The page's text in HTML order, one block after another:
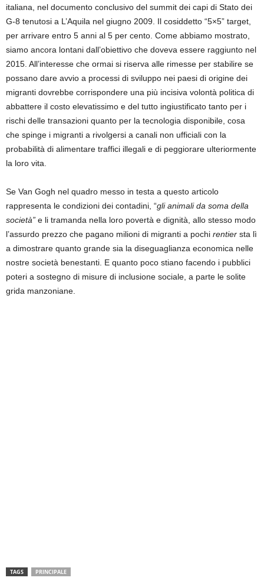
italiana, nel documento conclusivo del summit dei capi di Stato dei
G-8 tenutosi a L’Aquila nel giugno 2009. Il cosiddetto “5×5” target,
per arrivare entro 5 anni al 5 per cento. Come abbiamo mostrato,
siamo ancora lontani dall’obiettivo che doveva essere raggiunto nel
2015. All’interesse che ormai si riserva alle rimesse per stabilire se
possano dare avvio a processi di sviluppo nei paesi di origine dei
migranti dovrebbe corrispondere una più incisiva volontà politica di
abbattere il costo elevatissimo e del tutto ingiustificato tanto per i
rischi delle transazioni quanto per la tecnologia disponibile, cosa
che spinge i migranti a rivolgersi a canali non ufficiali con la
probabilità di alimentare traffici illegali e di peggiorare ulteriormente
la loro vita.
Se Van Gogh nel quadro messo in testa a questo articolo
rappresenta le condizioni dei contadini, “gli animali da soma della
società” e li tramanda nella loro povertà e dignità, allo stesso modo
l’assurdo prezzo che pagano milioni di migranti a pochi rentier sta lì
a dimostrare quanto grande sia la diseguaglianza economica nelle
nostre società benestanti. E quanto poco stiano facendo i pubblici
poteri a sostegno di misure di inclusione sociale, a parte le solite
grida manzoniane.
TAGS PRINCIPALE